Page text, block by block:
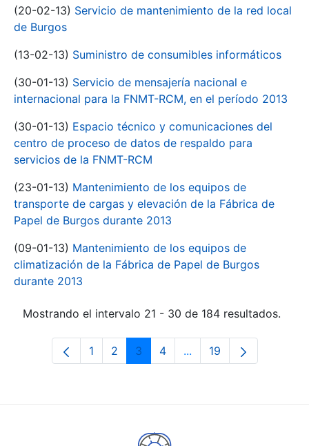
(20-02-13) Servicio de mantenimiento de la red local
de Burgos
(13-02-13) Suministro de consumibles informáticos
(30-01-13) Servicio de mensajería nacional e
internacional para la FNMT-RCM, en el período 2013
(30-01-13) Espacio técnico y comunicaciones del
centro de proceso de datos de respaldo para
servicios de la FNMT-RCM
(23-01-13) Mantenimiento de los equipos de
transporte de cargas y elevación de la Fábrica de
Papel de Burgos durante 2013
(09-01-13) Mantenimiento de los equipos de
climatización de la Fábrica de Papel de Burgos
durante 2013
Mostrando el intervalo 21 - 30 de 184 resultados.
Página
1 Página
2 Página
3 Página
4 ...Páginas intermedias
Página
19